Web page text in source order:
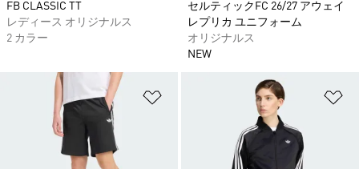
FB CLASSIC TT
レディース オリジナルス
2 カラー
セルティックFC 26/27 アウェイ
レプリカ ユニフォーム
オリジナルス
NEW
ほしいものリストに追加